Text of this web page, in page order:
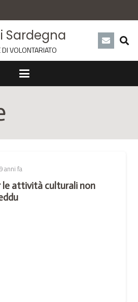
Sardegna
VOLONTARIATO
anni fa
le attività culturali non